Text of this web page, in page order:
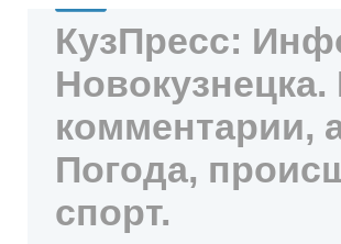
КузПресс:
комментарии,
Погода,
спорт.